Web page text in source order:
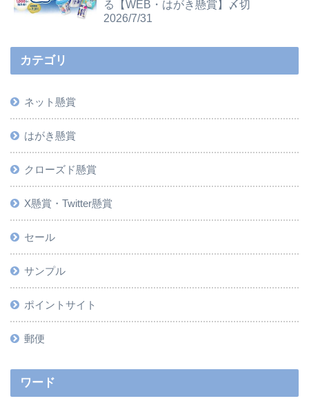
る【WEB・はがき懸賞】〆切
2026/7/31
カテゴリ
ネット懸賞
はがき懸賞
クローズド懸賞
X懸賞・Twitter懸賞
セール
サンプル
ポイントサイト
郵便
ワード